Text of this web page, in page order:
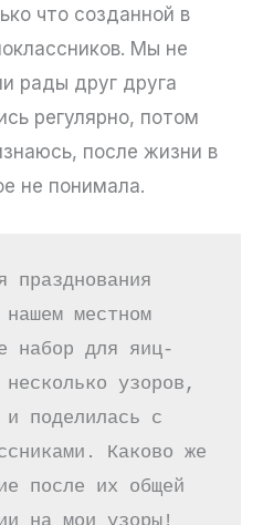
что созданной в
Мы не
рады друг друга
регулярно, потом
после жизни в
не понимала.
празднования
местном
набор для яиц-
узоров,
и поделилась с
Каково же
после их общей